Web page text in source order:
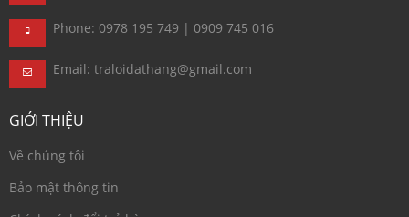
Phone: 0978 195 749 | 0909 745 016
Email: traloidathang@gmail.com
GIỚI THIỆU
Về chúng tôi
Bảo mật thông tin